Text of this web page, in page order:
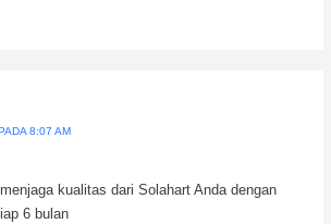
8:07 AM
kualitas dari Solahart Anda dengan
6 bulan